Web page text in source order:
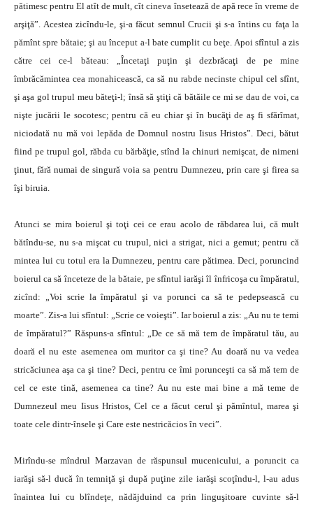
pătimesc pentru El atît de mult, cît cineva însetează de apă rece în vreme de
arşiţă”. Acestea zicîndu-le, şi-a făcut semnul Crucii şi s-a întins cu faţa la
pămînt spre bătaie; şi au început a-l bate cumplit cu beţe. Apoi sfîntul a zis
către cei ce-l băteau: „Încetaţi puţin şi dezbrăcaţi de pe mine
îmbrăcămintea cea monahicească, ca să nu rabde necinste chipul cel sfînt,
şi aşa gol trupul meu băteţi-l; însă să ştiţi că bătăile ce mi se dau de voi, ca
nişte jucării le socotesc; pentru că eu chiar şi în bucăţi de aş fi sfărîmat,
niciodată nu mă voi lepăda de Domnul nostru Iisus Hristos”. Deci, bătut
fiind pe trupul gol, răbda cu bărbăţie, stînd la chinuri nemişcat, de nimeni
ţinut, fără numai de singură voia sa pentru Dumnezeu, prin care şi firea sa
îşi biruia.
Atunci se mira boierul şi toţi cei ce erau acolo de răbdarea lui, că mult
bătîndu-se, nu s-a mişcat cu trupul, nici a strigat, nici a gemut; pentru că
mintea lui cu totul era la Dumnezeu, pentru care pătimea. Deci, poruncind
boierul ca să înceteze de la bătaie, pe sfîntul iarăşi îl înfricoşa cu împăratul,
zicînd: „Voi scrie la împăratul şi va porunci ca să te pedepsească cu
moarte”. Zis-a lui sfîntul: „Scrie ce voieşti”. Iar boierul a zis: „Au nu te temi
de împăratul?” Răspuns-a sfîntul: „De ce să mă tem de împăratul tău, au
doară el nu este asemenea om muritor ca şi tine? Au doară nu va vedea
stricăciunea aşa ca şi tine? Deci, pentru ce îmi porunceşti ca să mă tem de
cel ce este tină, asemenea ca tine? Au nu este mai bine a mă teme de
Dumnezeul meu Iisus Hristos, Cel ce a făcut cerul şi pămîntul, marea şi
toate cele dintr-însele şi Care este nestricăcios în veci”.
Mirîndu-se mîndrul Marzavan de răspunsul mucenicului, a poruncit ca
iarăşi să-l ducă în temniţă şi după puţine zile iarăşi scoţîndu-l, l-au adus
înaintea lui cu blîndeţe, nădăjduind ca prin linguşitoare cuvinte să-l